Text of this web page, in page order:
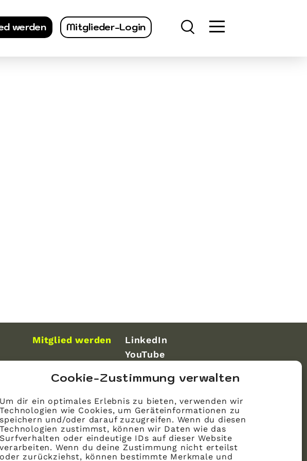
Cookie-Zustimmung verwalten
Um dir ein optimales Erlebnis zu bieten, verwenden wir
Technologien wie Cookies, um Geräteinformationen zu
speichern und/oder darauf zuzugreifen. Wenn du diesen
Technologien zustimmst, können wir Daten wie das
Surfverhalten oder eindeutige IDs auf dieser Website
verarbeiten. Wenn du deine Zustimmung nicht erteilst
oder zurückziehst, können bestimmte Merkmale und
werden Mitglieder-Login
Mitglied werden
LinkedIn
YouTube